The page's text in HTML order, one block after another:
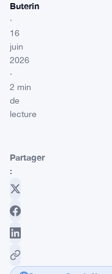
Buterin
·
16
juin
2026
·
2 min
de
lecture
Partager
: